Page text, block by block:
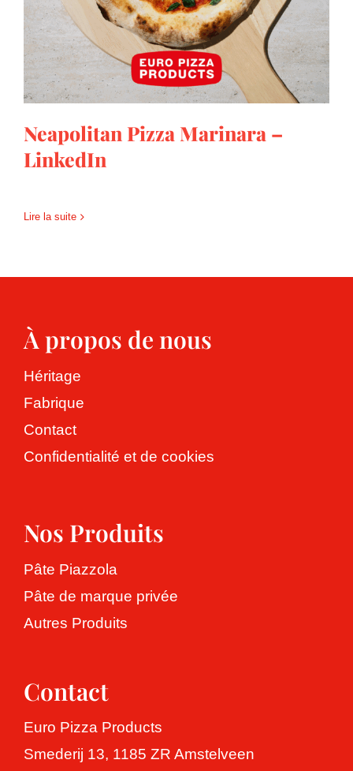
Neapolitan Pizza Marinara –
LinkedIn
Lire la suite
À propos de nous
Héritage
Fabrique
Contact
Confidentialité et de cookies
Nos Produits
Pâte Piazzola
Pâte de marque privée
Autres Produits
Contact
Euro Pizza Products
Smederij 13, 1185 ZR Amstelveen